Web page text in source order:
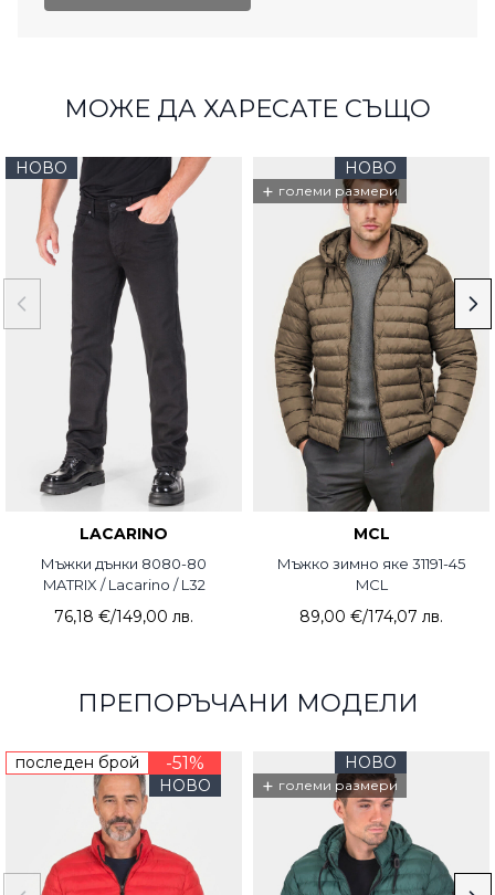
МОЖЕ ДА ХАРЕСАТЕ СЪЩО
НОВО
LACARINO
Мъжки дънки 8080-80
MATRIX / Lacarino / L32
76,18 €/149,00 лв.
НОВО
+ големи размери
MCL
Мъжко зимно яке 31191-45
MCL
89,00 €/174,07 лв.
ПРЕПОРЪЧАНИ МОДЕЛИ
последен брой -51%
НОВО
НОВО
+ големи размери